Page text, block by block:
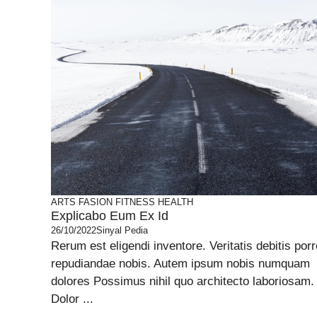
ARTS FASION FITNESS HEALTH
Explicabo Eum Ex Id
26/10/2022Sinyal Pedia
Rerum est eligendi inventore. Veritatis debitis
repudiandae nobis. Autem ipsum nobis numquam
dolores Possimus nihil quo architecto laboriosam.
Dolor ...